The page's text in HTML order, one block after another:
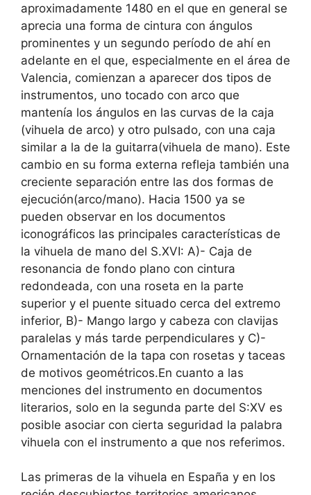
aproximadamente 1480 en el que en general se
aprecia una forma de cintura con ángulos
prominentes y un segundo período de ahí en
adelante en el que, especialmente en el área de
Valencia, comienzan a aparecer dos tipos de
instrumentos, uno tocado con arco que
mantenía los ángulos en las curvas de la caja
(vihuela de arco) y otro pulsado, con una caja
similar a la de la guitarra(vihuela de mano). Este
cambio en su forma externa refleja también una
creciente separación entre las dos formas de
ejecución(arco/mano). Hacia 1500 ya se
pueden observar en los documentos
iconográficos las principales características de
la vihuela de mano del S.XVI: A)- Caja de
resonancia de fondo plano con cintura
redondeada, con una roseta en la parte
superior y el puente situado cerca del extremo
inferior, B)- Mango largo y cabeza con clavijas
paralelas y más tarde perpendiculares y C)-
Ornamentación de la tapa con rosetas y taceas
de motivos geométricos.En cuanto a las
menciones del instrumento en documentos
literarios, solo en la segunda parte del S:XV es
posible asociar con cierta seguridad la palabra
vihuela con el instrumento a que nos referimos.
Las primeras de la vihuela en España y en los